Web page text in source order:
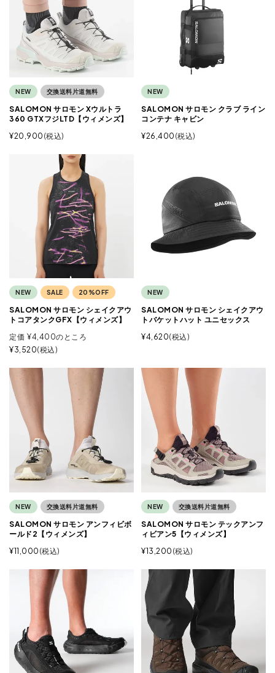
NEW 交換送料片道無料
SALOMON サロモン Xウルトラ
360 GTXフジLTD【ウィメンズ】
¥20,900 税込
NEW
SALOMON サロモン クラブ ライン
コンテナ キャビン
¥26,400 税込
NEW SALE 20%OFF
SALOMON サロモン シェイクアウ
トコアタンクGFX【ウィメンズ】
定価 ¥4,400のところ
¥3,520 税込
NEW
SALOMON サロモン シェイクアウ
トバケットハット ユニセックス
¥4,620 税込
NEW 交換送料片道無料
SALOMON サロモン アンフィビボ
ールド2【ウィメンズ】
¥11,000 税込
NEW 交換送料片道無料
SALOMON サロモン テックアンフ
ィビアン5【ウィメンズ】
¥13,200 税込